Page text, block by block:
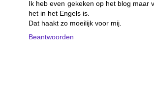
Ik heb even gekeken op het blog maar
het in het Engels is.
Dat haakt zo moeilijk voor mij.
Beantwoorden